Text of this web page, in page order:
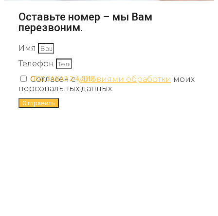
ПОД ЗАКАЗ 2-4 ДНЯ
Оставьте номер – мы Вам
перезвоним.
Имя
Телефон
Согласен сусловиями обработки моих
персональных данных.
Отправить